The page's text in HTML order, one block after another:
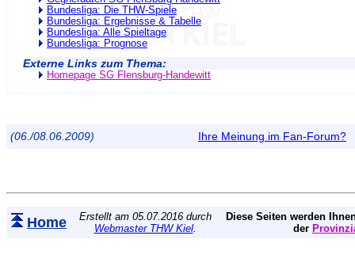
Bundesliga: Die THW-Spiele
Bundesliga: Ergebnisse & Tabelle
Bundesliga: Alle Spieltage
Bundesliga: Prognose
Externe Links zum Thema:
Homepage SG Flensburg-Handewitt
(06./08.06.2009) Ihre Meinung im Fan-Forum?
Home
Erstellt am 05.07.2016 durch
Webmaster THW Kiel.
Diese Seiten werden
der